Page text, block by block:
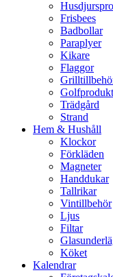
Frisbees
Badbollar
Paraplyer
Kikare
Flaggor
Trädgård
Strand
Hem & Hushåll
Klockor
Förkläden
Magneter
Handdukar
Tallrikar
Vintillbehör
Ljus
Filtar
Köket
Kalendrar